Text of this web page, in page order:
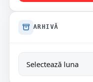
ARHIVĂ